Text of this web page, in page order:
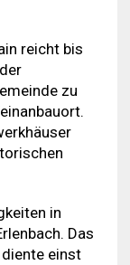
reicht bis
zu
in
Das
einst